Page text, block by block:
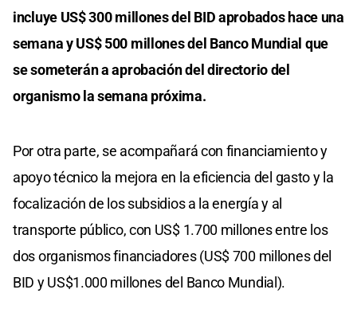
incluye US$ 300 millones del BID aprobados hace una
semana y US$ 500 millones del Banco Mundial que
se someterán a aprobación del directorio del
organismo la semana próxima.
Por otra parte, se acompañará con financiamiento y
apoyo técnico la mejora en la eficiencia del gasto y la
focalización de los subsidios a la energía y al
transporte público, con US$ 1.700 millones entre los
dos organismos financiadores (US$ 700 millones del
BID y US$1.000 millones del Banco Mundial).